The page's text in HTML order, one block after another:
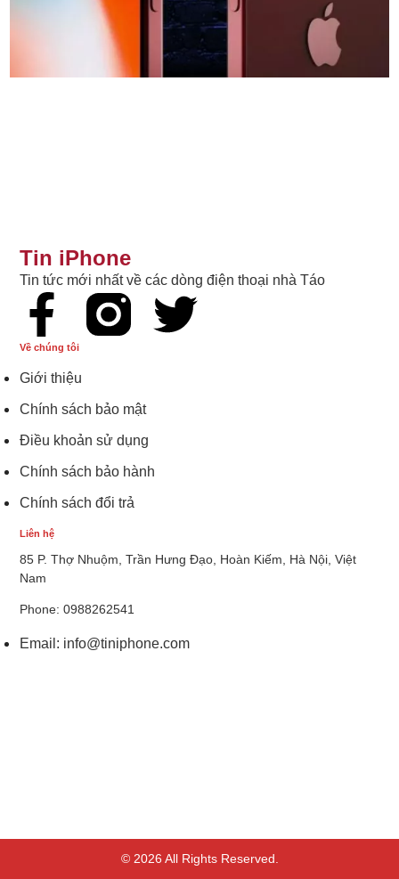
Tin iPhone
Tin tức mới nhất về các dòng điện thoại nhà Táo
Liên hệ
85 P. Thợ Nhuộm, Trần Hưng Đạo, Hoàn Kiếm, Hà Nội, Việt
Nam
Phone: 0988262541
Email: info@tiniphone.com
Về chúng tôi
Giới thiệu
Chính sách bảo mật
Điều khoản sử dụng
Chính sách bảo hành
Chính sách đổi trả
© 2026 All Rights Reserved.